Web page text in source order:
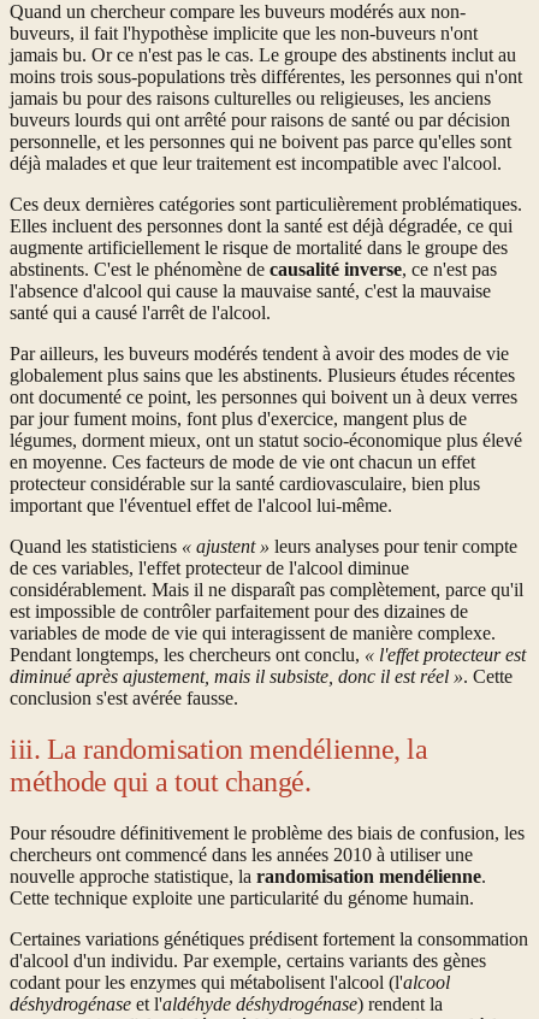
Quand un chercheur compare les buveurs modérés aux non-
buveurs, il fait l'hypothèse implicite que les non-buveurs n'ont
jamais bu. Or ce n'est pas le cas. Le groupe des abstinents inclut au
moins trois sous-populations très différentes, les personnes qui n'ont
jamais bu pour des raisons culturelles ou religieuses, les anciens
buveurs lourds qui ont arrêté pour raisons de santé ou par décision
personnelle, et les personnes qui ne boivent pas parce qu'elles sont
déjà malades et que leur traitement est incompatible avec l'alcool.
Ces deux dernières catégories sont particulièrement problématiques.
Elles incluent des personnes dont la santé est déjà dégradée, ce qui
augmente artificiellement le risque de mortalité dans le groupe des
abstinents. C'est le phénomène de causalité inverse, ce n'est pas
l'absence d'alcool qui cause la mauvaise santé, c'est la mauvaise
santé qui a causé l'arrêt de l'alcool.
Par ailleurs, les buveurs modérés tendent à avoir des modes de vie
globalement plus sains que les abstinents. Plusieurs études récentes
ont documenté ce point, les personnes qui boivent un à deux verres
par jour fument moins, font plus d'exercice, mangent plus de
légumes, dorment mieux, ont un statut socio-économique plus élevé
en moyenne. Ces facteurs de mode de vie ont chacun un effet
protecteur considérable sur la santé cardiovasculaire, bien plus
important que l'éventuel effet de l'alcool lui-même.
Quand les statisticiens « ajustent » leurs analyses pour tenir compte
de ces variables, l'effet protecteur de l'alcool diminue
considérablement. Mais il ne disparaît pas complètement, parce qu'il
est impossible de contrôler parfaitement pour des dizaines de
variables de mode de vie qui interagissent de manière complexe.
Pendant longtemps, les chercheurs ont conclu, « l'effet protecteur est
diminué après ajustement, mais il subsiste, donc il est réel ». Cette
conclusion s'est avérée fausse.
iii. La randomisation mendélienne, la
méthode qui a tout changé.
Pour résoudre définitivement le problème des biais de confusion, les
chercheurs ont commencé dans les années 2010 à utiliser une
nouvelle approche statistique, la randomisation mendélienne.
Cette technique exploite une particularité du génome humain.
Certaines variations génétiques prédisent fortement la consommation
d'alcool d'un individu. Par exemple, certains variants des gènes
codant pour les enzymes qui métabolisent l'alcool (l'alcool
déshydrogénase et l'aldéhyde déshydrogénase) rendent la